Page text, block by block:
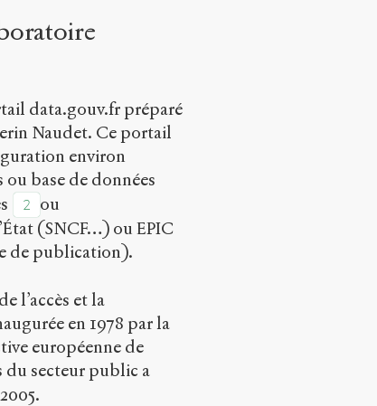
data.gouv.fr préparé
Naudet. Ce portail
environ
ou base de données
2
ou
(SNCF…) ou EPIC
de publication).
l’accès et la
en 1978 par la
européenne de
secteur public a